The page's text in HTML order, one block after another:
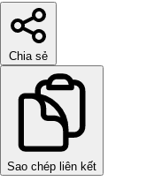
Chia sẻ
Sao chép liên kết